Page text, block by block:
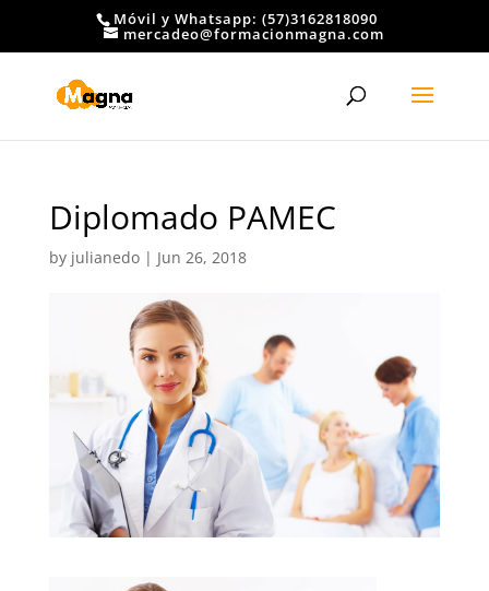
Móvil y Whatsapp: (57)3162818090
mercadeo@formacionmagna.com
Diplomado PAMEC
by julianedo| Jun 26, 2018